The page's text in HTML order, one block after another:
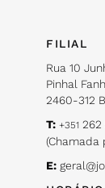
FILIAL
Rua 10
Pinhal
2460-312
T: +351 262
(Chamada
E: